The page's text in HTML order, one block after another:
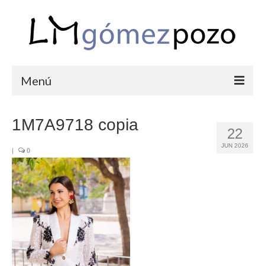
Menú
COMUNIONES
CORPORATIVAS
SEMANA SANTA
BLOG
SOBRE LM
22
JUN 2026
1M7A9718 copia
| 0